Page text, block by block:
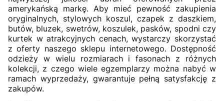
amerykańską markę. Aby mieć pewność zakupienia
oryginalnych, stylowych koszul, czapek z daszkiem,
butów, bluzek, swetrów, koszulek, pasków, spodni czy
kurtek w atrakcyjnych cenach, wystarczy skorzystać
z oferty naszego sklepu internetowego. Dostępność
odzieży w wielu rozmiarach i fasonach z różnych
kolekcji, z czego wiele egzemplarzy można nabyć w
ramach wyprzedaży, gwarantuje pełną satysfakcję z
zakupów.